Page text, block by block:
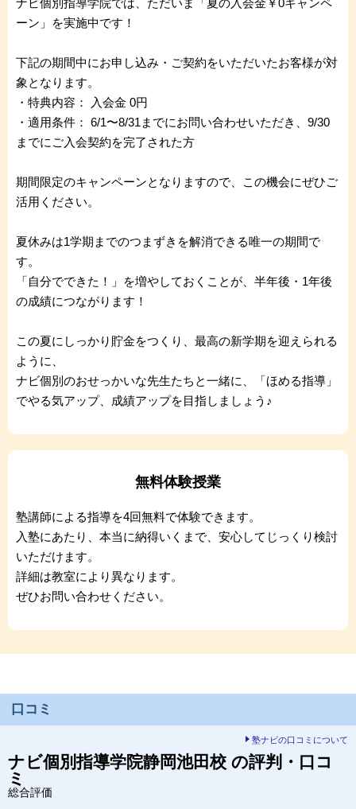
ナビ個別指導学院では、ただいま「夏の入会金￥0キャンペ
ーン」を実施中です！
下記の期間中にお申し込み・ご契約をいただいたお客様が対
象となります。
・特典内容： 入会金 0円
・適用条件： 6/1〜8/31までにお問い合わせいただき、9/30
までにご入会契約を完了された方
期間限定のキャンペーンとなりますので、この機会にぜひご
活用ください。
夏休みは1学期までのつまずきを解消できる唯一の期間で
す。
「自分でできた！」を増やしておくことが、半年後・1年後
の成績につながります！
この夏にしっかり貯金をつくり、最高の新学期を迎えられる
ように、
ナビ個別のおせっかいな先生たちと一緒に、「ほめる指導」
でやる気アップ、成績アップを目指しましょう♪
無料体験授業
塾講師による指導を4回無料で体験できます。
入塾にあたり、本当に納得いくまで、安心してじっくり検討
いただけます。
詳細は教室により異なります。
ぜひお問い合わせください。
口コミ
塾ナビの口コミについて
ナビ個別指導学院静岡池田校 の評判・口コ
ミ
総合評価